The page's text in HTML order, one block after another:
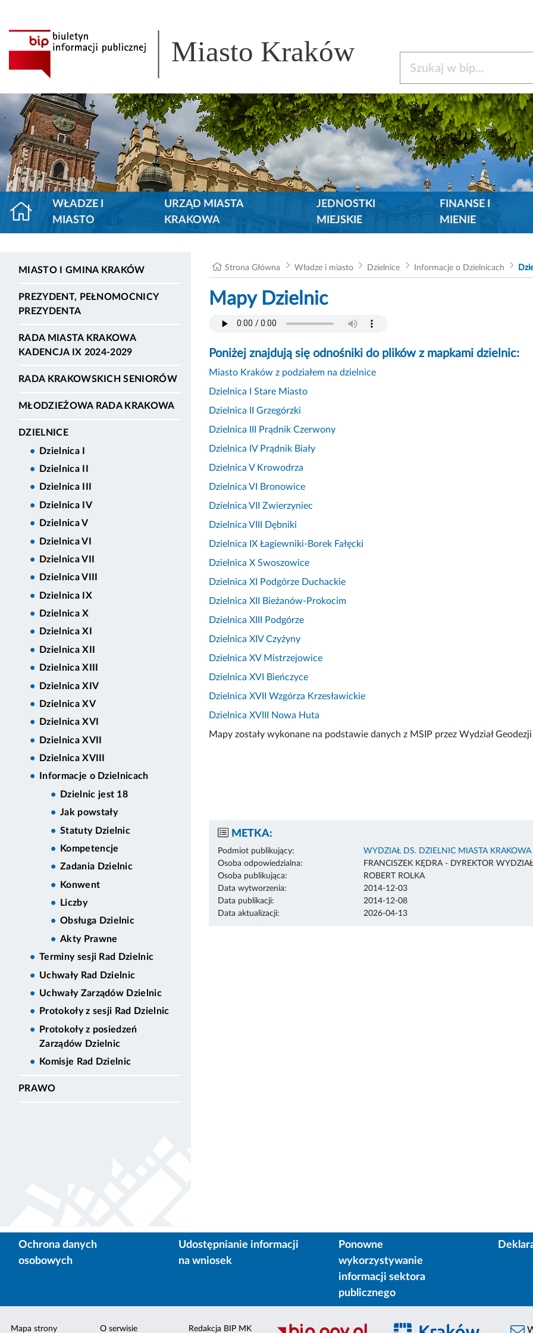
Miasto Kraków
WŁADZE I
MIASTO
URZĄD MIASTA
KRAKOWA
JEDNOSTKI
MIEJSKIE
FINANSE I
MIENIE
MIASTO I GMINA KRAKÓW
PREZYDENT, PEŁNOMOCNICY
PREZYDENTA
RADA MIASTA KRAKOWA
KADENCJA IX 2024-2029
RADA KRAKOWSKICH SENIORÓW
MŁODZIEŻOWA RADA KRAKOWA
DZIELNICE
Dzielnica I
Dzielnica II
Dzielnica III
Dzielnica IV
Dzielnica V
Dzielnica VI
Dzielnica VII
Dzielnica VIII
Dzielnica IX
Dzielnica X
Dzielnica XI
Dzielnica XII
Dzielnica XIII
Dzielnica XIV
Dzielnica XV
Dzielnica XVI
Dzielnica XVII
Dzielnica XVIII
Informacje o Dzielnicach
Dzielnic jest 18
Jak powstały
Statuty Dzielnic
Kompetencje
Zadania Dzielnic
Konwent
Liczby
Obsługa Dzielnic
Akty Prawne
Terminy sesji Rad Dzielnic
Uchwały Rad Dzielnic
Uchwały Zarządów Dzielnic
Protokoły z sesji Rad Dzielnic
Protokoły z posiedzeń
Zarządów Dzielnic
Komisje Rad Dzielnic
PRAWO
Strona Główna Władze i miasto Dzielnice Informacje o Dzielnicach
Mapy Dzielnic
Poniżej znajdują się odnośniki do plików z mapkami dzielnic:
Miasto Kraków z podziałem na dzielnice
Dzielnica I Stare Miasto
Dzielnica II Grzegórzki
Dzielnica III Prądnik Czerwony
Dzielnica IV Prądnik Biały
Dzielnica V Krowodrza
Dzielnica VI Bronowice
Dzielnica VII Zwierzyniec
Dzielnica VIII Dębniki
Dzielnica IX Łagiewniki-Borek Fałęcki
Dzielnica X Swoszowice
Dzielnica XI Podgórze Duchackie
Dzielnica XII Bieżanów-Prokocim
Dzielnica XIII Podgórze
Dzielnica XIV Czyżyny
Dzielnica XV Mistrzejowice
Dzielnica XVI Bieńczyce
Dzielnica XVII Wzgórza Krzesławickie
Dzielnica XVIII Nowa Huta
Mapy zostały wykonane na podstawie danych z MSIP przez Wydział
METKA:
Podmiot publikujący:
WYDZIAŁ DS. DZIELNIC MIASTA KRAKOWA
Osoba odpowiedzialna:
FRANCISZEK KĘDRA - DYREKTOR
Osoba publikująca:
ROBERT ROLKA
Data wytworzenia:
2014-12-03
Data publikacji:
2014-12-08
Data aktualizacji:
2026-04-13
Ochrona danych
osobowych
Udostępnianie informacji
na wniosek
Ponowne
wykorzystywanie
informacji sektora
publicznego
Mapa strony O serwisie Redakcja BIP MK